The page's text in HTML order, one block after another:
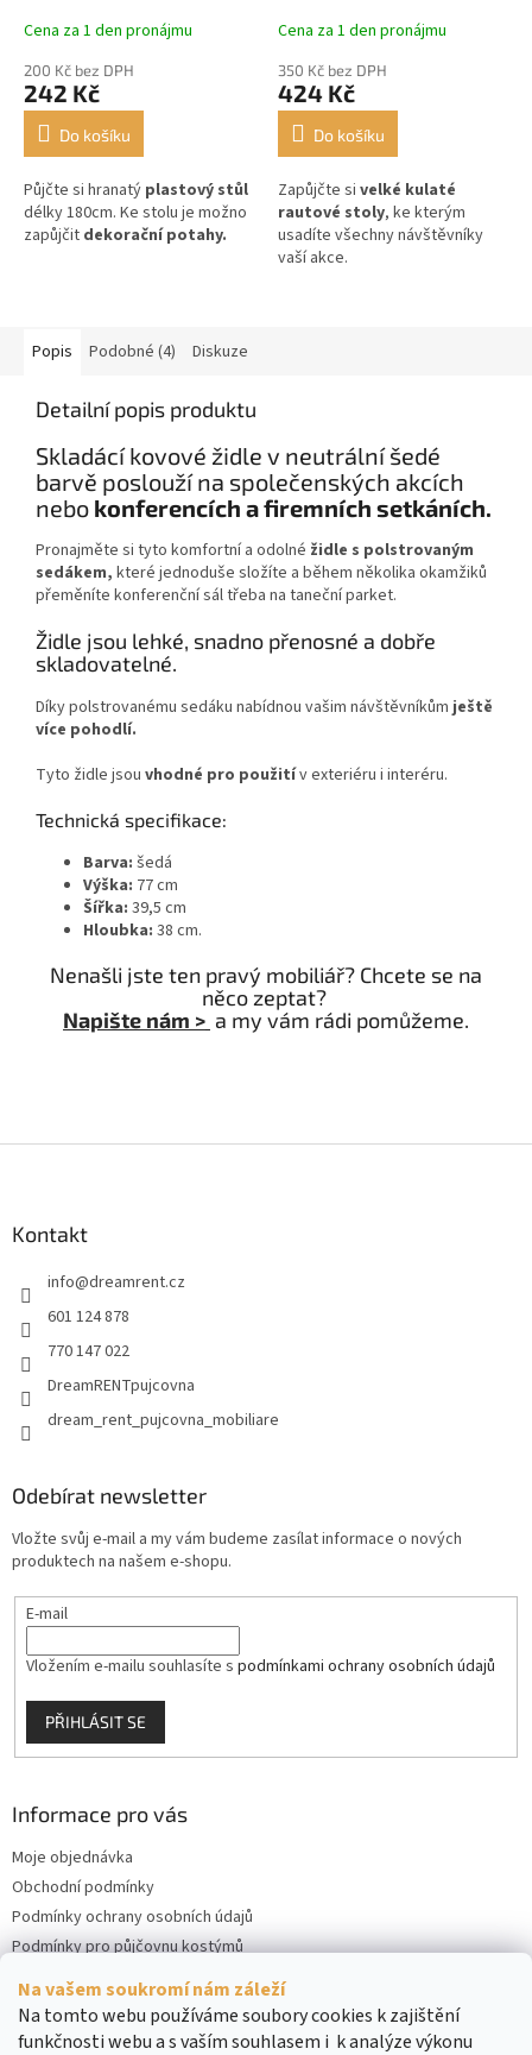
Na vašem soukromí nám záleží
Na tomto webu používáme soubory cookies k zajištění
funkčnosti webu a s vaším souhlasem i k analýze výkonu
Cena za 1 den pronájmu
200 Kč bez DPH
242 Kč
Do košíku
Půjčte si hranatý plastový stůl
délky 180cm. Ke stolu je možno
zapůjčit dekorační potahy.
Cena za 1 den pronájmu
350 Kč bez DPH
424 Kč
Do košíku
Zapůjčte si velké kulaté
rautové stoly, ke kterým
usadíte všechny návštěvníky
vaší akce.
Popis Podobné (4) Diskuze
Detailní popis produktu
Skladácí kovové židle v neutrální šedé
barvě poslouží na společenských akcích
nebo konferencích a firemních setkáních.
Pronajměte si tyto komfortní a odolné židle s polstrovaným
sedákem, které jednoduše složíte a během několika okamžiků
přeměníte konferenční sál třeba na taneční parket.
Židle jsou lehké, snadno přenosné a dobře
skladovatelné.
Díky polstrovanému sedáku nabídnou vašim návštěvníkůmještě
více pohodlí.
Tyto židle jsou vhodné pro použitív exteriéru i interéru.
Technická specifikace:
Barva: šedá
Výška: 77 cm
Šířka: 39,5 cm
Hloubka: 38 cm.
Nenašli jste ten pravý mobiliář? Chcete se na
něco zeptat?
Napište nám > a my vám rádi pomůžeme.
Kontakt
info@dreamrent.cz
601 124 878
770 147 022
DreamRENTpujcovna
dream_rent_pujcovna_mobiliare
Odebírat newsletter
Vložte svůj e-mail a my vám budeme zasílat informace o nových
produktech na našem e-shopu.
E-mail
Vložením e-mailu souhlasíte s podmínkami ochrany osobních údajů
PŘIHLÁSIT SE
Informace pro vás
Moje objednávka
Obchodní podmínky
Podmínky ochrany osobních údajů
Podmínky pro půjčovnu kostýmů
Kontakty
Cookies